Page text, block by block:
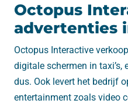
Octopus
advertenties
Octopus Interactive
digitale schermen in taxi’s,
dus. Ook levert het bedrijf
entertainment zoals video